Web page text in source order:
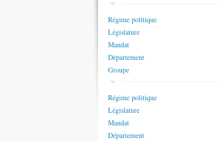
Régime politique
Législature
Mandat
Département
Groupe
Régime politique
Législature
Mandat
Département